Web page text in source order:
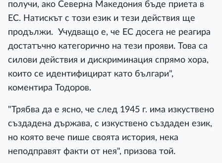
получи, ако Северна Македония бъде приета в
ЕС. Натискът с този език и тези действия ще
продължи. Учудващо е, че ЕС досега не реагира
достатъчно категорично на тези прояви. Това са
силови действия и дискриминация спрямо хора,
които се идентифицират като българи",
коментира Тодоров.
"Трябва да е ясно, че след 1945 г. има изкуствено
създадена държава, с изкуствено създаден език,
но която вече пише своята история, нека
неподправят факти от нея", призова той.